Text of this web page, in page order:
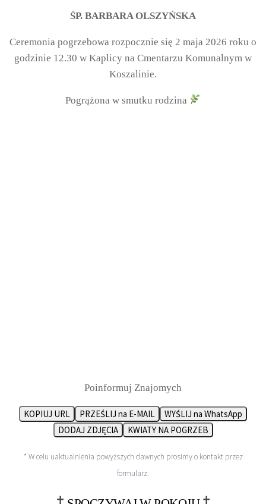
ŚP. BARBARA OLSZYŃSKA
Ceremonia pogrzebowa rozpocznie się 2 maja 2026 roku o
godzinie 12.30 w Kaplicy na Cmentarzu Komunalnym w
Koszalinie.
Pogrążona w smutku rodzina
Poinformuj Znajomych
KOPIUJ URL PRZEŚLIJ na E-MAIL
WYŚLIJ na WhatsApp
DODAJ ZDJĘCIA
KWIATY NA POGRZEB
* W celu uaktualnienia powyższych dawnych prosimy o kontakt przez
formularz.